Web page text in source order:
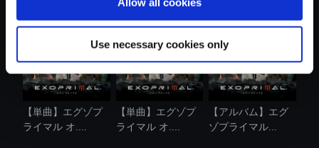
Use necessary cookies only
【単曲】エグゾプ
ライマル オ....
【単曲】エグゾプ
ライマル オ....
【アルバム】エグ
ゾプライマル...